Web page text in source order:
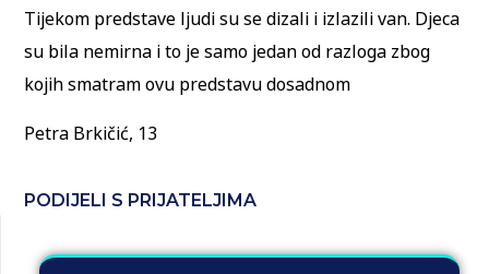
Tijekom predstave ljudi su se dizali i izlazili van. Djeca
su bila nemirna i to je samo jedan od razloga zbog
kojih smatram ovu predstavu dosadnom
Petra Brkičić, 13
PODIJELI S PRIJATELJIMA